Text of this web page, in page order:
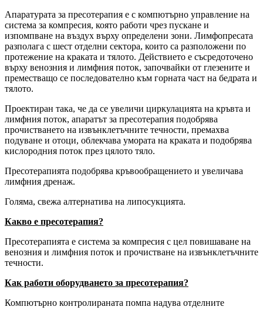
Апаратурата за пресотерапия е с компютърно управление на
система за компресия, която работи чрез пускане и
изпомпване на въздух върху определени зони. Лимфопресата
разполага с шест отделни сектора, които са разположени по
протежение на краката и тялото. Действието е съсредоточено
върху венозния и лимфния поток, започвайки от глезените и
преместващо се последователно към горната част на бедрата и
тялото.
Проектиран така, че да се увеличи циркулацията на кръвта и
лимфния поток, апаратът за пресотерапия подобрява
прочистването на извънклетъчните течности, премахва
подуване и отоци, облекчава умората на краката и подобрява
кислородния поток през цялото тяло.
Пресотерапията подобрява кръвообращението и увеличава
лимфния дренаж.
Голяма, свежа алтернатива на липосукцията.
Какво е пресотерапия?
Пресотерапията е система за компресия с цел повишаване на
венозния и лимфния поток и прочистване на извънклетъчните
течности.
Как работи оборудването за пресотерапия?
Компютърно контролираната помпа надува отделните